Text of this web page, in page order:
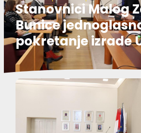
Stanovnici Malog
Bunice
pokretanje izrade